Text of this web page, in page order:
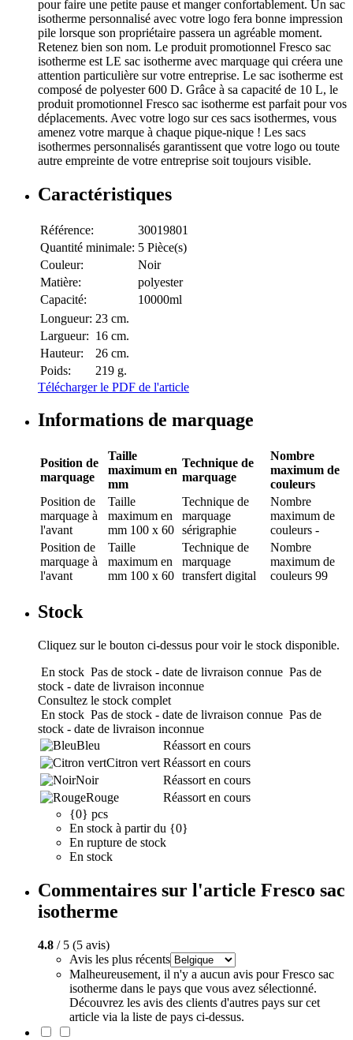
pour faire une petite pause et manger confortablement. Un sac
isotherme personnalisé avec votre logo fera bonne impression
pile lorsque son propriétaire passera un agréable moment.
Retenez bien son nom. Le produit promotionnel Fresco sac
isotherme est LE sac isotherme avec marquage qui créera une
attention particulière sur votre entreprise. Le sac isotherme est
composé de polyester 600 D. Grâce à sa capacité de 10 L, le
produit promotionnel Fresco sac isotherme est parfait pour vos
déplacements. Avec votre logo sur ces sacs isothermes, vous
amenez votre marque à chaque pique-nique ! Les sacs
isothermes personnalisés garantissent que votre logo ou toute
autre empreinte de votre entreprise soit toujours visible.
Caractéristiques
Référence:
30019801
Quantité minimale: 5 Pièce(s)
Couleur:
Noir
Matière:
polyester
Capacité:
10000ml
Longueur: 23 cm.
Largueur: 16 cm.
Hauteur:
26 cm.
Poids:
219 g.
Télécharger le PDF de l'article
Informations de marquage
Position de
marquage
Taille
maximum en
mm
Technique de
marquage
Nombre
maximum de
couleurs
Position de
marquage à
l'avant
Taille
maximum en
mm 100 x 60
Technique de
marquage
sérigraphie
Nombre
maximum de
couleurs -
Position de
marquage à
l'avant
Taille
maximum en
mm 100 x 60
Technique de
marquage
transfert digital
Nombre
maximum de
couleurs 99
Stock
Cliquez sur le bouton ci-dessus pour voir le stock disponible.
En stock Pas de stock - date de livraison connue Pas de
stock - date de livraison inconnue
Consultez le stock complet
En stock Pas de stock - date de livraison connue Pas de
stock - date de livraison inconnue
Bleu
Réassort en cours
Citron vert Réassort en cours
Noir
Réassort en cours
Rouge
Réassort en cours
{0} pcs
En stock à partir du {0}
En rupture de stock
En stock
Commentaires sur l'article Fresco sac
isotherme
4.8 / 5 (5 avis)
Avis les plus récents
Malheureusement, il n'y a aucun avis pour Fresco sac
isotherme dans le pays que vous avez sélectionné.
Découvrez les avis des clients d'autres pays sur cet
article via la liste de pays ci-dessus.